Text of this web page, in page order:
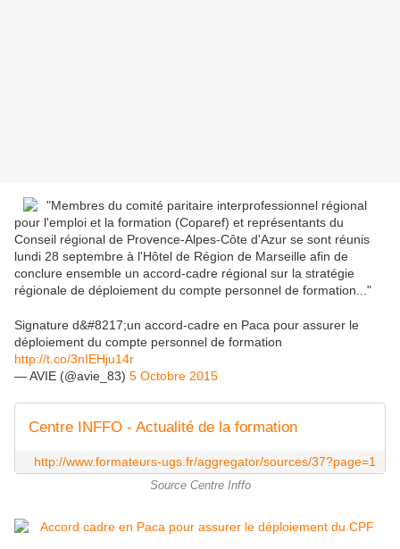
"Membres du comité paritaire interprofessionnel régional
pour l'emploi et la formation (Coparef) et représentants du
Conseil régional de Provence-Alpes-Côte d'Azur se sont réunis
lundi 28 septembre à l'Hôtel de Région de Marseille afin de
conclure ensemble un accord-cadre régional sur la stratégie
régionale de déploiement du compte personnel de formation..."
Signature d&#8217;un accord-cadre en Paca pour assurer le
déploiement du compte personnel de formation
http://t.co/3nIEHju14r
— AVIE (@avie_83) 5 Octobre 2015
Centre INFFO - Actualité de la formation
http://www.formateurs-ugs.fr/aggregator/sources/37?page=1
Source Centre Inffo